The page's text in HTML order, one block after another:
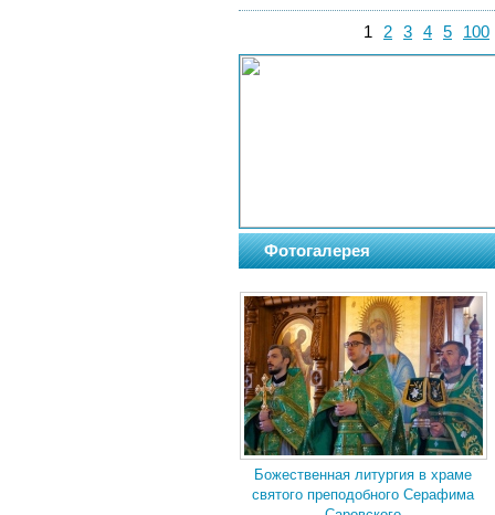
1 2 3 4 5 100
Фотогалерея
Божественная литургия в храме
святого преподобного Серафима